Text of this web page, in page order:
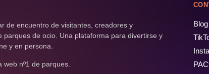
de encuentro de visitantes, creadores y
parques de ocio. Una plataforma para divertirse y
y en persona.
web nº1 de parques.
Blog